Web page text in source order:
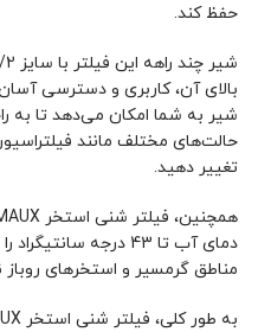
حفظ کند.
بالای آن، کاربری و دسترسی
شیر به شما امکان می‌دهد تا به
حالت‌های مختلف مانند
تغییر دهید.
دمای آب تا 43 درجه
مناطق گرمسیر و استخرهای